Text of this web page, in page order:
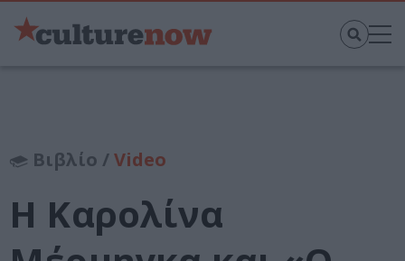
Βιβλίο /Video
Η Καρολίνα